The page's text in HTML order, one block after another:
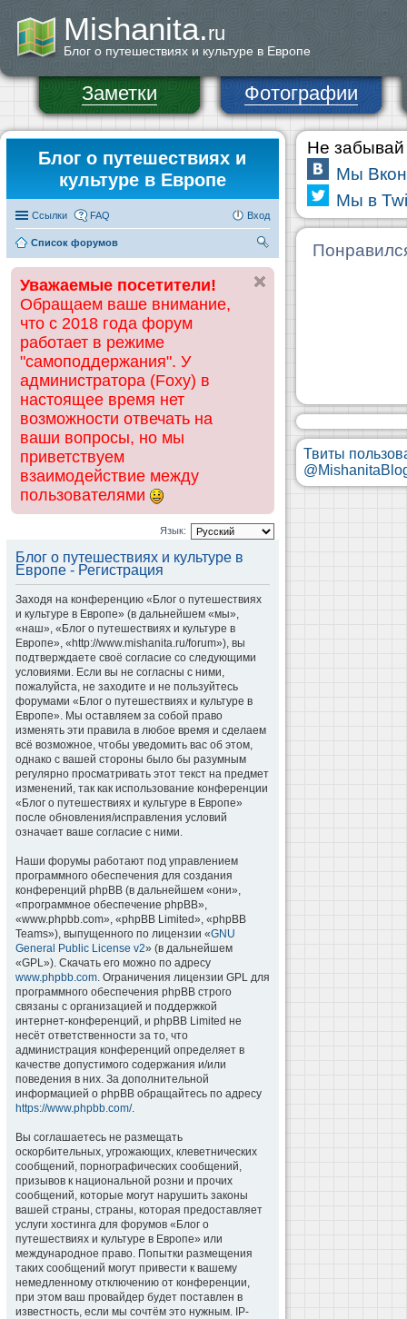
Mishanita.ru
Блог о путешествиях и культуре в Европе
Заметки Фотографии
Блог о путешествиях и
культуре в Европе
Ссылки FAQ Вход
Список форумов
ск
Уважаемые посетители!
Обращаем ваше внимание,
что с 2018 года форум
работает в режиме
"самоподдержания". У
администратора (Foxy) в
настоящее время нет
возможности отвечать на
ваши вопросы, но мы
приветствуем
взаимодействие между
пользователями
Язык:
Блог о путешествиях и культуре в
Европе - Регистрация
Заходя на конференцию «Блог о путешествиях
и культуре в Европе» (в дальнейшем «мы»,
«наш», «Блог о путешествиях и культуре в
Европе», «http://www.mishanita.ru/forum»), вы
подтверждаете своё согласие со следующими
условиями. Если вы не согласны с ними,
пожалуйста, не заходите и не пользуйтесь
форумами «Блог о путешествиях и культуре в
Европе». Мы оставляем за собой право
изменять эти правила в любое время и сделаем
всё возможное, чтобы уведомить вас об этом,
однако с вашей стороны было бы разумным
регулярно просматривать этот текст на предмет
изменений, так как использование конференции
«Блог о путешествиях и культуре в Европе»
после обновления/исправления условий
означает ваше согласие с ними.
Наши форумы работают под управлением
программного обеспечения для создания
конференций phpBB (в дальнейшем «они»,
«программное обеспечение phpBB»,
«www.phpbb.com», «phpBB Limited», «phpBB
Teams»), выпущенного по лицензии «GNU
General Public License v2» (в дальнейшем
«GPL»). Скачать его можно по адресу
www.phpbb.com. Ограничения лицензии GPL для
программного обеспечения phpBB строго
связаны с организацией и поддержкой
интернет-конференций, и phpBB Limited не
несёт ответственности за то, что
администрация конференций определяет в
качестве допустимого содержания и/или
поведения в них. За дополнительной
информацией о phpBB обращайтесь по адресу
https://www.phpbb.com/.
Вы соглашаетесь не размещать
оскорбительных, угрожающих, клеветнических
сообщений, порнографических сообщений,
призывов к национальной розни и прочих
сообщений, которые могут нарушить законы
вашей страны, страны, которая предоставляет
услуги хостинга для форумов «Блог о
путешествиях и культуре в Европе» или
международное право. Попытки размещения
таких сообщений могут привести к вашему
немедленному отключению от конференции,
при этом ваш провайдер будет поставлен в
известность, если мы сочтём это нужным. IP-
Не забывай
Мы
Мы в
Твиты